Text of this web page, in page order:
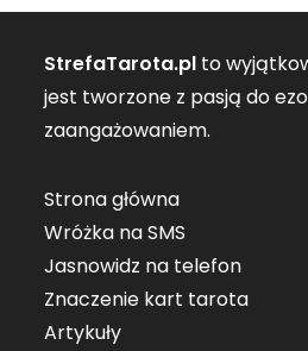
StrefaTarota.pl to
jest tworzone z pasją do
zaangażowaniem.
Strona główna
Wróżka na SMS
Jasnowidz na telefon
Znaczenie kart tarota
Artykuły